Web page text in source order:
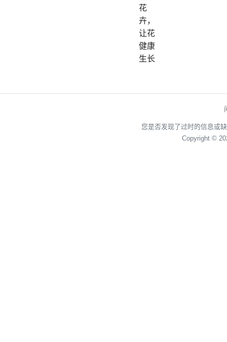
花
卉，
让花
健康
生长
您是否发现了过时的信息或
Copyright ©